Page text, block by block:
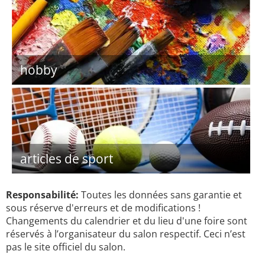
hobby
articles de sport
Responsabilité: Toutes les données sans garantie et
sous réserve d'erreurs et de modifications !
Changements du calendrier et du lieu d'une foire sont
réservés à l’organisateur du salon respectif. Ceci n’est
pas le site officiel du salon.